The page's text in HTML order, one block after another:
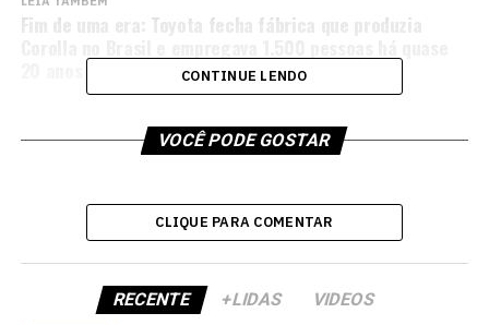
Fim de uma era: Toyota fecha fábrica que produzia
CONTINUE LENDO
VOCÊ PODE GOSTAR
CLIQUE PARA COMENTAR
RECENTE +LIDAS VIDEOS